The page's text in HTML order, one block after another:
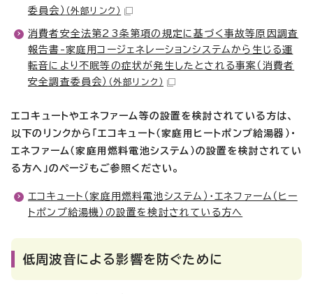
委員会） （外部リンク）
消費者安全法第23条第項の規定に基づく事故等原因調査
報告書-家庭用コージェネレーションシステムから生じる運
転音により不眠等の症状が発生したとされる事案（消費者
安全調査委員会） （外部リンク）
エコキュートやエネファーム等の設置を検討されている方は、
以下のリンクから「エコキュート（家庭用ヒートポンプ給湯器）・
エネファーム（家庭用燃料電池システム）の設置を検討されてい
る方へ」のページもご参照ください。
エコキュート（家庭用燃料電池システム）・エネファーム（ヒー
トポンプ給湯機）の設置を検討されている方へ
低周波音による影響を防ぐために